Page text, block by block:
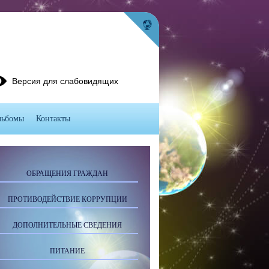
ОБРАЩЕНИЯ ГРАЖДАН
ПРОТИВОДЕЙСТВИЕ КОРРУПЦИИ
ДОПОЛНИТЕЛЬНЫЕ СВЕДЕНИЯ
ПИТАНИЕ
Версия для слабовидящих
Контакты